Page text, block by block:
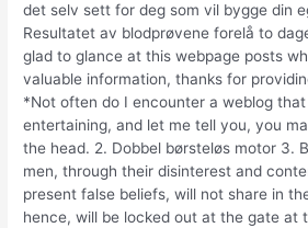
det selv sett for deg som vil bygge din
Resultatet av blodprøvene forelå to
glad to glance at this webpage posts
valuable information, thanks for
*Not often do I encounter a weblog
entertaining, and let me tell you, you
the head. 2. Dobbel børsteløs motor 3.
men, through their disinterest and
present false beliefs, will not share in
hence, will be locked out at the gate at